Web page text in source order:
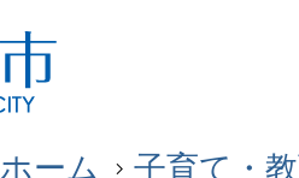
ホーム 子育て・